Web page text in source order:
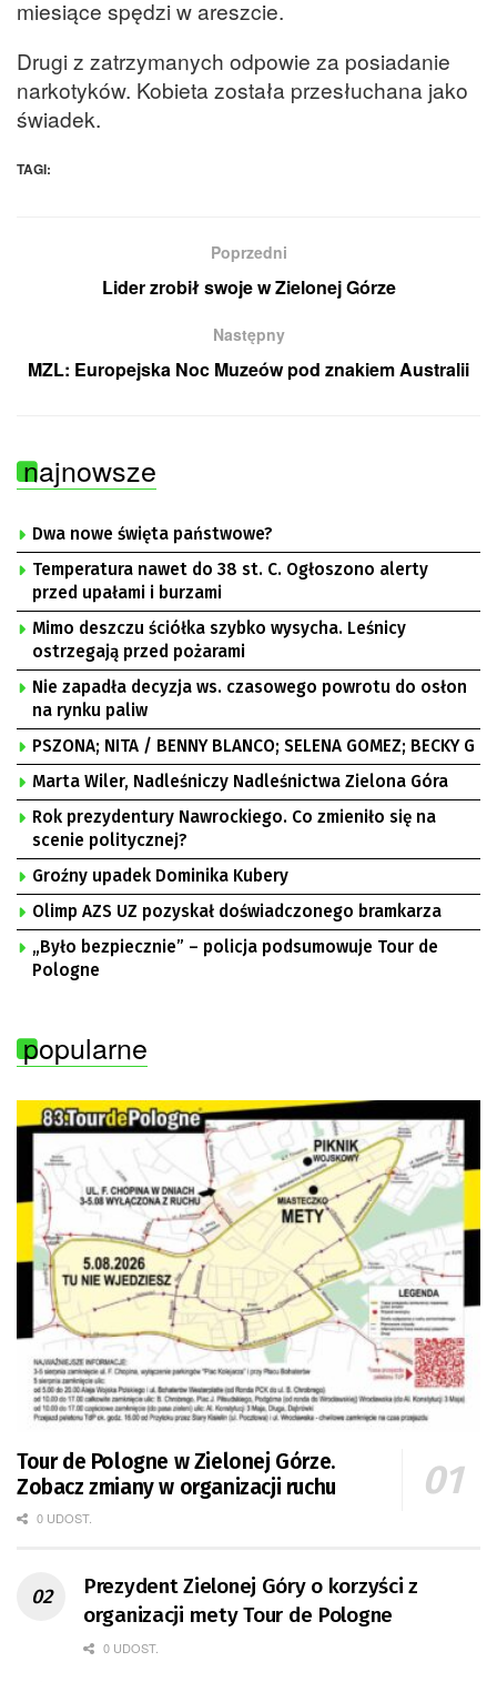
miesiące spędzi w areszcie.
Drugi z zatrzymanych odpowie za posiadanie
narkotyków. Kobieta została przesłuchana jako
świadek.
TAGI:
Poprzedni
Lider zrobił swoje w Zielonej Górze
Następny
MZL: Europejska Noc Muzeów pod znakiem Australii
najnowsze
Dwa nowe święta państwowe?
Temperatura nawet do 38 st. C. Ogłoszono alerty
przed upałami i burzami
Mimo deszczu ściółka szybko wysycha. Leśnicy
ostrzegają przed pożarami
Nie zapadła decyzja ws. czasowego powrotu do osłon
na rynku paliw
PSZONA; NITA / BENNY BLANCO; SELENA GOMEZ; BECKY G
Marta Wiler, Nadleśniczy Nadleśnictwa Zielona Góra
Rok prezydentury Nawrockiego. Co zmieniło się na
scenie politycznej?
Groźny upadek Dominika Kubery
Olimp AZS UZ pozyskał doświadczonego bramkarza
„Było bezpiecznie” – policja podsumowuje Tour de
Pologne
popularne
Tour de Pologne w Zielonej Górze.
Zobacz zmiany w organizacji ruchu
0 UDOST.
Prezydent Zielonej Góry o korzyści z
organizacji mety Tour de Pologne
0 UDOST.